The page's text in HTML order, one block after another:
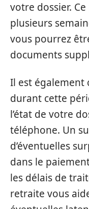
votre dossier.
plusieurs
vous pourrez
documents
Il est également
durant cette
l’état de votre
téléphone. Un
d’éventuelles
dans le
les délais de
retraite vous